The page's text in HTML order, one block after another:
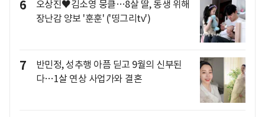
6
오상진♥김소영 뭉클…8살 딸, 동생 위해
장난감 양보 '훈훈' ('띵그리tv')
7
반민정, 성추행 아픔 딛고 9월의 신부된
다…1살 연상 사업가와 결혼